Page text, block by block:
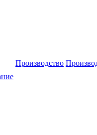
Производство